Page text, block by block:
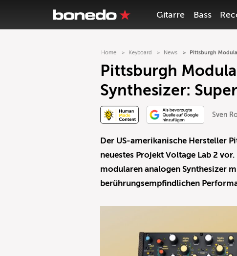
Gitarre Bass
Home Keyboard News Pittsburgh
Pittsburgh
Synthesizer:
Sven
Der US-amerikanische Hersteller
neuestes Projekt Voltage Lab 2
modularen analogen Synthesizer
berührungsempfindlichen